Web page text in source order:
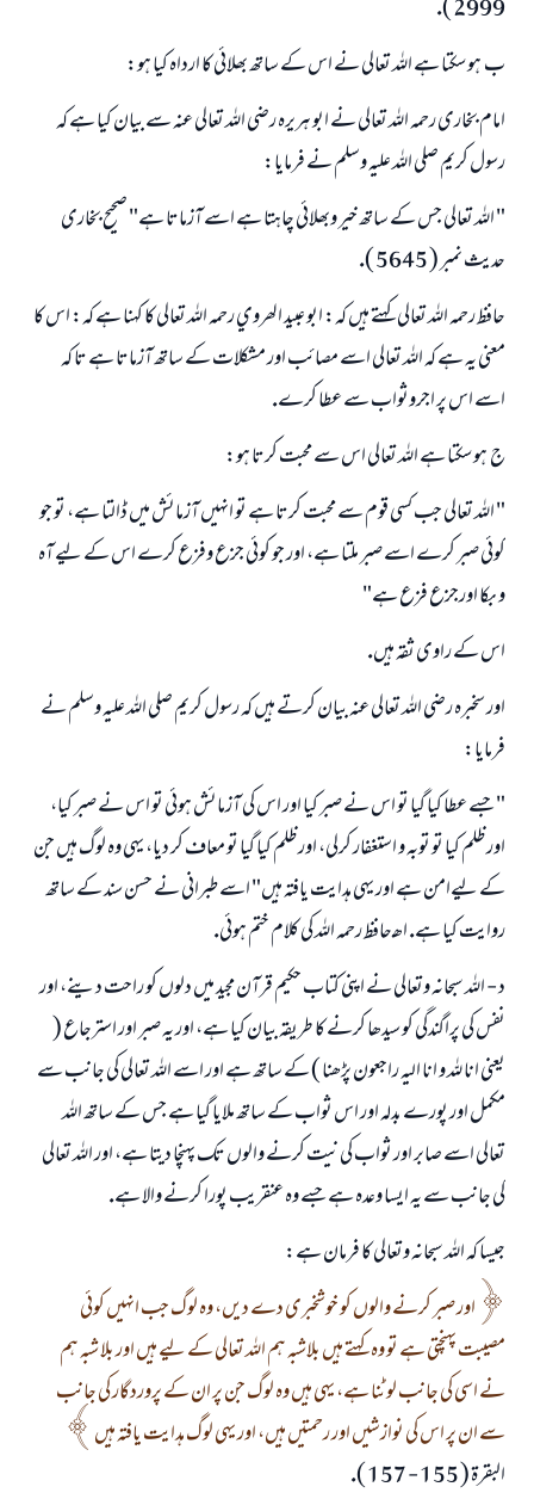
2999 ).
ب ـ ہو سكتا ہے اللہ تعالى نے اس كے ساتھ بھلائى كا ارداہ كيا ہو:
امام بخارى رحمہ اللہ تعالى نے ابو ہريرہ رضي اللہ تعالى عنہ سے بيان كيا ہے كہ
رسول كريم صلى اللہ عليہ وسلم نے فرمايا:
" اللہ تعالى جس كے ساتھ خير وبھلائى چاہتا ہے اسے آزماتا ہے" صحيح بخارى
حديث نمبر ( 5645 ).
حافظ رحمہ اللہ تعالى كہتے ہيں كہ: ابو عبيد الھروي رحمہ اللہ تعالى كا كہنا ہے كہ: اس كا
معنى يہ ہے كہ اللہ تعالى اسے مصائب اور مشكلات كے ساتھ آزماتا ہے تا كہ
اسے اس پر اجروثواب سے عطا كرے.
ج ـ ہو سكتا ہے اللہ تعالى اس سے محبت كرتا ہو:
" اللہ تعالى جب كسى قوم سے محبت كرتا ہے تو انہيں آزمائش ميں ڈالتا ہے، تو جو
كوئى صبر كرے اسے صبر ملتا ہے، اور جو كوئى جزع وفزع كرے اس كے ليے آہ
و بكا اورجزع فزع ہے"
اس كے راوى ثقہ ہيں.
اور سخبرہ رضى اللہ تعالى عنہ بيان كرتے ہيں كہ رسول كريم صلى اللہ عليہ وسلم نے
فرمايا:
" جسے عطا كيا گيا تو اس نے صبر كيا اور اس كى آزمائش ہوئى تو اس نے صبر كيا،
اور ظلم كيا تو توبہ و استغفار كرلى، اور ظلم كيا گيا تو معاف كر ديا، يہى وہ لوگ ہيں جن
كے ليےامن ہے اور يہى ہدايت يافتہ ہيں" اسے طبرانى نے حسن سند كے ساتھ
روايت كيا ہے. اھـ حافظ رحمہ اللہ كى كلام ختم ہوئى.
د - اللہ سبحانہ وتعالى نے اپنى كتاب حكيم قرآن مجيد ميں دلوں كو راحت دينے، اور
نفس كى پراگندگى كو سيدھا كرنے كا طريقہ بيان كيا ہے، اور يہ صبر اور استرجاع (
يعنى انا للہ و انا اليہ راجعون پڑھنا ) كے ساتھ ہے اور اسے اللہ تعالى كى جانب سے
مكمل اور پورے بدلہ اور اس ثواب كے ساتھ ملايا گيا ہے جس كے ساتھ اللہ
تعالى اسے صابر اور ثواب كى نيت كرنے والوں تك پہنچا ديتا ہے، اور اللہ تعالى
كى جانب سے يہ ايسا وعدہ ہے جسے وہ عنقريب پورا كرنے والا ہے.
جيسا كہ اللہ سبحانہ وتعالى كا فرمان ہے:
اور صبر كرنے والوں كو خوشخبرى دے ديں، وہ لوگ جب انہيں كوئى
مصيبت پہنچتى ہے تو وہ كہتے ہيں بلاشبہ ہم اللہ تعالى كے ليے ہيں اور بلا شبہ ہم
نے اسى كى جانب لوٹنا ہے، يہى ہيں وہ لوگ جن پر ان كے پروردگار كى جانب
سے ان پر اس كى نوازشيں اور رحمتيں ہيں، اور يہى لوگ ہدايت يافتہ ہيں
البقرۃ ( 155 - 157 ).